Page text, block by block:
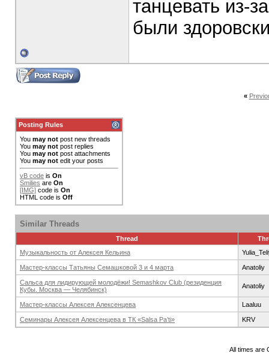
танцевать из-
были
«
Posting Rules
You may not post new threads
You may not post replies
You may not post attachments
You may not edit your posts
vB code is On
Smilies are On
[IMG] code is On
HTML code is Off
Similar Threads
Thread
Музыкальность от Алексея Кельина
Мастер-классы Татьяны Семашковой 3 и 4 марта Anatoliy
Сальса для лидирующей молодёжи! Semashkov Club (резиденция
Кубы. Москва — Челябинск)
Anatoliy
Мастер-классы Алексея Алексенцева Laaluu
Семинары Алексея Алексенцева в ТК «Salsa Pa’ti» KRV
All times are